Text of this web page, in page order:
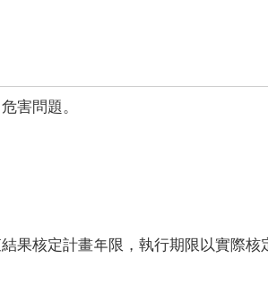
害問題。
果核定計畫年限，執行期限以實際核